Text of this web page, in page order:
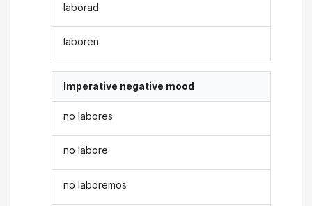
laborad
laboren
Imperative negative mood
no labores
no labore
no laboremos